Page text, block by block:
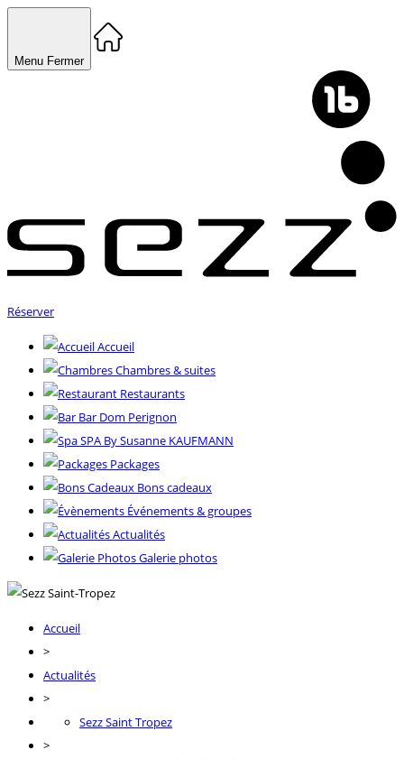
Menu Fermer
Réserver
Accueil
Chambres & suites
Restaurants
Bar Dom Perignon
SPA By Susanne KAUFMANN
Packages
Bons cadeaux
Événements & groupes
Actualités
Galerie photos
Accueil
>
Actualités
>
Sezz Saint Tropez
>